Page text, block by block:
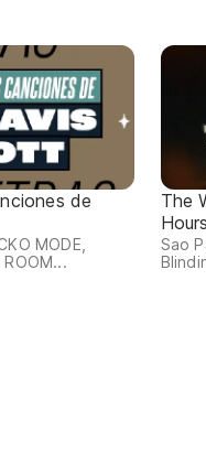
de
MODE,
ROOM...
The
Sao